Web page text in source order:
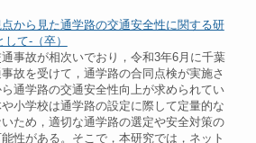
から見た通学路の交通安全性に関する研
て-（卒）
事故が相次いでおり，令和3年6月に千葉
故を受けて，通学路の合同点検が実施さ
通学路の交通安全性向上が求められてい
小学校は通学路の設定に際して定量的な
ため，適切な通学路の選定や安全対策の
性がある。そこで，本研究では，ネット